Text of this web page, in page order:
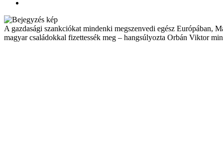
A gazdasági szankciókat mindenki megszenvedi egész Európában,
magyar családokkal fizettessék meg – hangsúlyozta Orbán Viktor